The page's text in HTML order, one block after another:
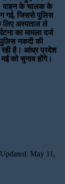
वाहन के चालक के
गई, जिससे पुलिस
लिए अस्पताल ले
का मामला दर्ज
नकदी की
रही है। आंध्र प्रदेश
को चुनाव होंगे।
May 11,